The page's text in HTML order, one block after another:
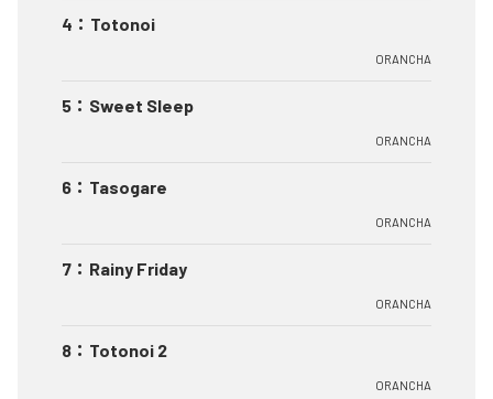
4 ： Totonoi
ORANCHA
5 ： Sweet Sleep
ORANCHA
6 ： Tasogare
ORANCHA
7 ： Rainy Friday
ORANCHA
8 ： Totonoi 2
ORANCHA